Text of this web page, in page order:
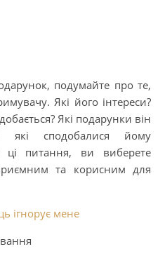
подумайте про те,
Які його інтереси?
Які подарунки він
сподобалися йому
ці питання, ви виберете
та корисним для
ігнорує мене